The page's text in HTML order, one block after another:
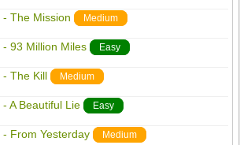
- The Mission Medium
93 Million Miles Easy
- The Kill Medium
A Beautiful Lie Easy
From Yesterday Medium